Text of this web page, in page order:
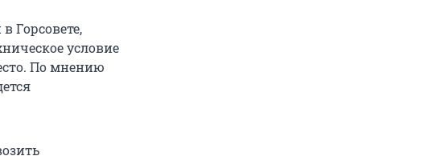
Горсовете,
условие
По мнению